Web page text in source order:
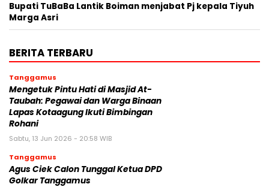
Bupati TuBaBa Lantik Boiman menjabat Pj kepala Tiyuh
Marga Asri
BERITA TERBARU
Tanggamus
Mengetuk Pintu Hati di Masjid At-
Taubah: Pegawai dan Warga Binaan
Lapas Kotaagung Ikuti Bimbingan
Rohani
Sabtu, 13 Jun 2026 - 20:58 WIB
Tanggamus
Agus Ciek Calon Tunggal Ketua DPD
Golkar Tanggamus